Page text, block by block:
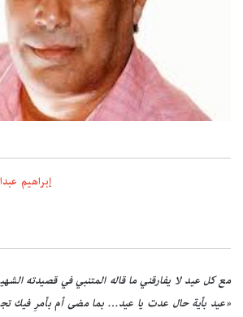
إبراهيم
مع كل عيد لا يفارقني ما قاله المتنبي في قصيدته
«عيد بأية حال عدت يا عيد… بما مضى أم بأمرِ فيك